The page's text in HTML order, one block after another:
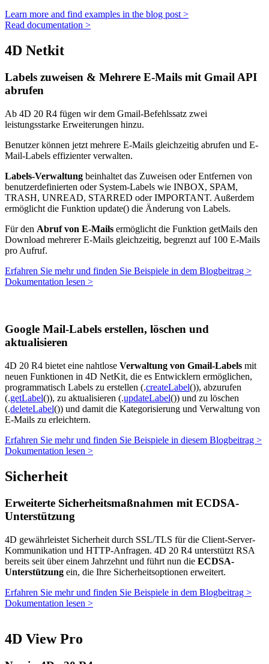
Learn more and find examples in the blog post >
Read documentation >
4D Netkit
Labels zuweisen & Mehrere E-Mails mit Gmail API
abrufen
Ab 4D 20 R4 fügen wir dem Gmail-Befehlssatz zwei
leistungsstarke Erweiterungen hinzu.
Benutzer können jetzt mehrere E-Mails gleichzeitig abrufen und E-
Mail-Labels effizienter verwalten.
Labels-Verwaltung beinhaltet das Zuweisen oder Entfernen von
benutzerdefinierten oder System-Labels wie INBOX, SPAM,
TRASH, UNREAD, STARRED oder IMPORTANT. Außerdem
ermöglicht die Funktion update() die Änderung von Labels.
Für den Abruf von E-Mails ermöglicht die Funktion getMails den
Download mehrerer E-Mails gleichzeitig, begrenzt auf 100 E-Mails
pro Aufruf.
Erfahren Sie mehr und finden Sie Beispiele in dem Blogbeitrag >
Dokumentation lesen >
Google Mail-Labels erstellen, löschen und
aktualisieren
4D 20 R4 bietet eine nahtlose Verwaltung von Gmail-Labels mit
neuen Funktionen in 4D NetKit, die es Entwicklern ermöglichen,
programmatisch Labels zu erstellen (.createLabel()), abzurufen
(.getLabel()), zu aktualisieren (.updateLabel()) und zu löschen
(.deleteLabel()) und damit die Kategorisierung und Verwaltung von
E-Mails zu erleichtern.
Erfahren Sie mehr und finden Sie Beispiele in diesem Blogbeitrag >
Dokumentation lesen >
Sicherheit
Erweiterte Sicherheitsmaßnahmen mit ECDSA-
Unterstützung
4D gewährleistet Sicherheit durch SSL/TLS für die Client-Server-
Kommunikation und HTTP-Anfragen. 4D 20 R4 unterstützt RSA
bereits seit über einem Jahrzehnt und führt nun die ECDSA-
Unterstützung ein, die Ihre Sicherheitsoptionen erweitert.
Erfahren Sie mehr und finden Sie Beispiele in dem Blogbeitrag >
Dokumentation lesen >
4D View Pro